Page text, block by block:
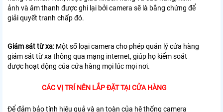
ảnh và âm thanh được ghi lại bởi camera sẽ là bằng chứng để
giải quyết tranh chấp đó.
Giám sát từ xa: Một số loại camera cho phép quản lý cửa hàng
giám sát từ xa thông qua mạng internet, giúp họ kiểm soát
được hoạt động của cửa hàng mọi lúc mọi nơi.
CÁC VỊ TRÍ NÊN LẮP ĐẶT TẠI CỬA HÀNG
Để đảm bảo tính hiệu quả và an toàn của hệ thống camera